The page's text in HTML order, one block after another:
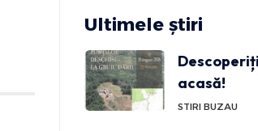
Ultimele știri
acasă!
STIRI BUZAU